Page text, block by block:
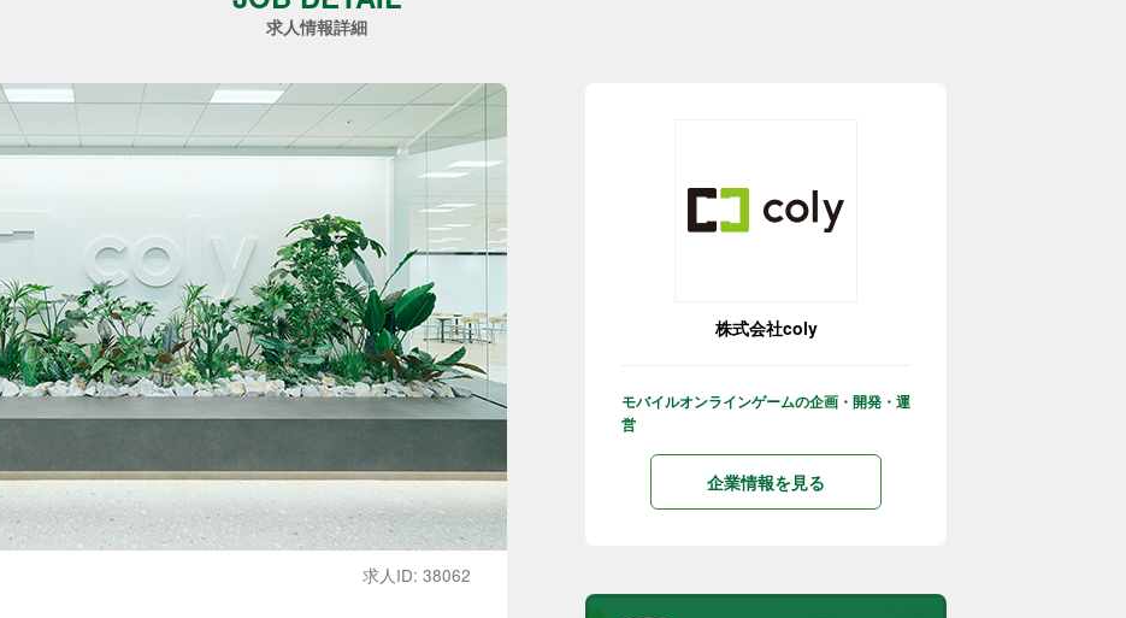
求人情報詳細
求人ID: 38062
株式会社coly
モバイルオンラインゲームの企画・開発・運
営
企業情報を見る